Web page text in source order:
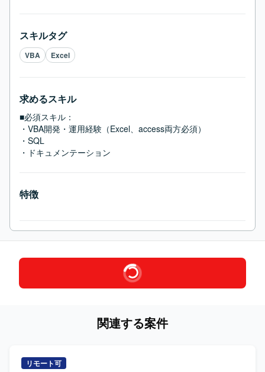
スキルタグ
VBA Excel
求めるスキル
■必須スキル：
・VBA開発・運用経験（Excel、access両方必須）
・SQL
・ドキュメンテーション
特徴
関連する案件
リモート可